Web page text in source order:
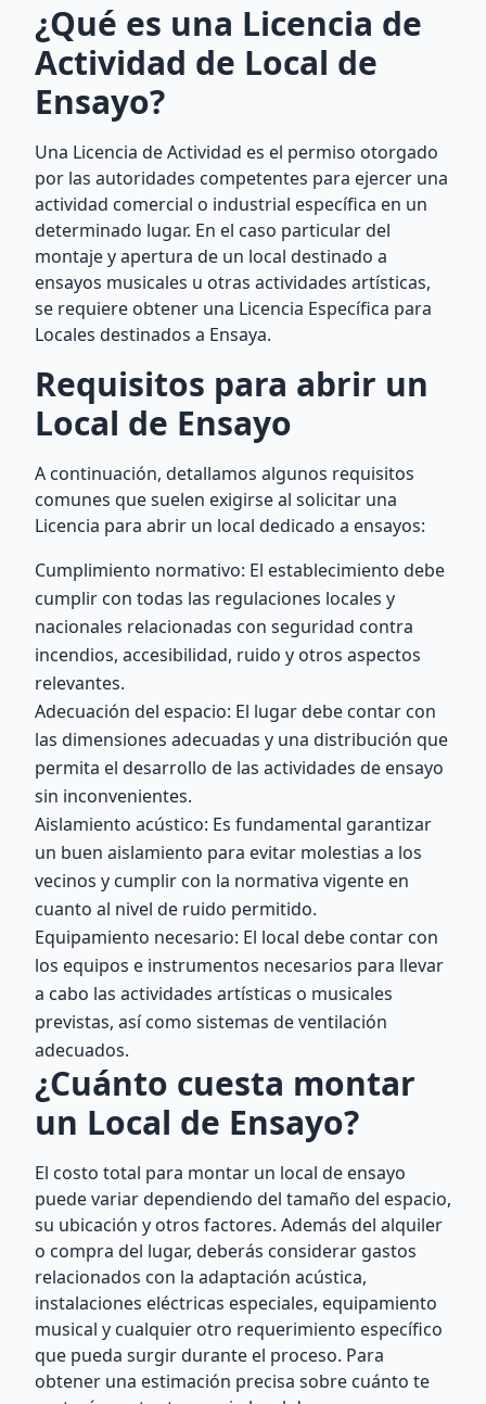
¿Qué es una Licencia de
Actividad de Local de
Ensayo?
Una Licencia de Actividad es el permiso otorgado
por las autoridades competentes para ejercer una
actividad comercial o industrial específica en un
determinado lugar. En el caso particular del
montaje y apertura de un local destinado a
ensayos musicales u otras actividades artísticas,
se requiere obtener una Licencia Específica para
Locales destinados a Ensaya.
Requisitos para abrir un
Local de Ensayo
A continuación, detallamos algunos requisitos
comunes que suelen exigirse al solicitar una
Licencia para abrir un local dedicado a ensayos:
Cumplimiento normativo: El establecimiento debe
cumplir con todas las regulaciones locales y
nacionales relacionadas con seguridad contra
incendios, accesibilidad, ruido y otros aspectos
relevantes.
Adecuación del espacio: El lugar debe contar con
las dimensiones adecuadas y una distribución que
permita el desarrollo de las actividades de ensayo
sin inconvenientes.
Aislamiento acústico: Es fundamental garantizar
un buen aislamiento para evitar molestias a los
vecinos y cumplir con la normativa vigente en
cuanto al nivel de ruido permitido.
Equipamiento necesario: El local debe contar con
los equipos e instrumentos necesarios para llevar
a cabo las actividades artísticas o musicales
previstas, así como sistemas de ventilación
adecuados.
¿Cuánto cuesta montar
un Local de Ensayo?
El costo total para montar un local de ensayo
puede variar dependiendo del tamaño del espacio,
su ubicación y otros factores. Además del alquiler
o compra del lugar, deberás considerar gastos
relacionados con la adaptación acústica,
instalaciones eléctricas especiales, equipamiento
musical y cualquier otro requerimiento específico
que pueda surgir durante el proceso. Para
obtener una estimación precisa sobre cuánto te